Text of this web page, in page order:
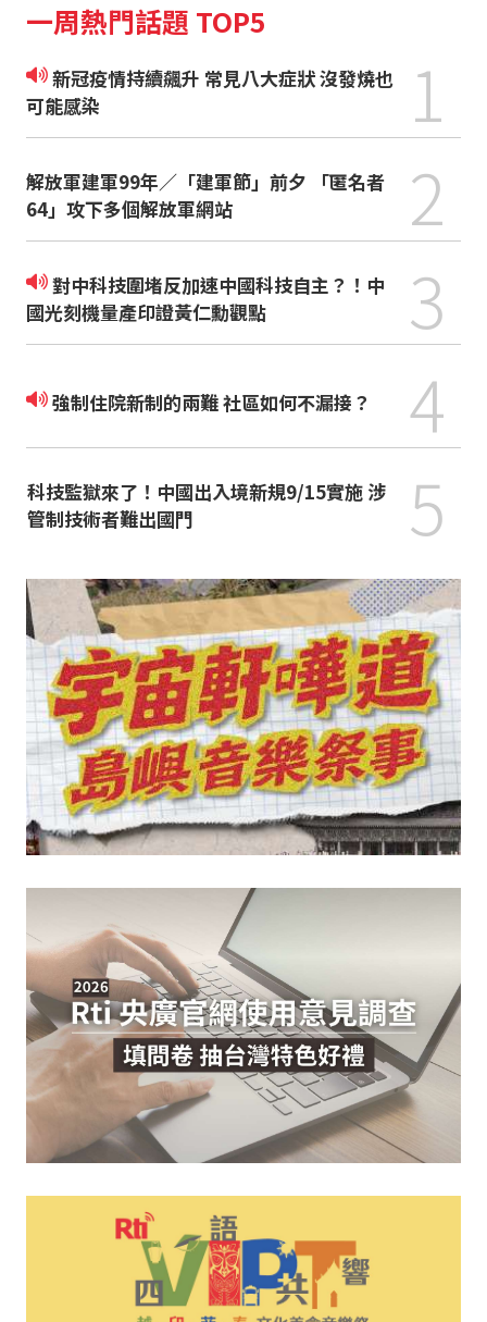
一周熱門話題 TOP5
新冠疫情持續飆升 常見八大症狀 沒發燒也
可能感染
1
解放軍建軍99年／「建軍節」前夕 「匿名者
64」攻下多個解放軍網站
2
對中科技圍堵反加速中國科技自主？！中
國光刻機量產印證黃仁勳觀點
3
強制住院新制的兩難 社區如何不漏接？ 4
科技監獄來了！中國出入境新規9/15實施 涉
管制技術者難出國門
5